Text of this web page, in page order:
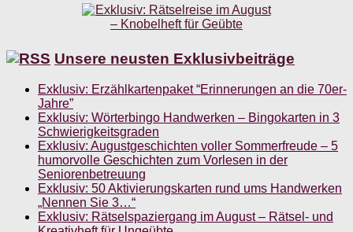
Unsere neusten Exklusivbeiträge
Exklusiv: Erzählkartenpaket “Erinnerungen an die 70er-
Jahre”
Exklusiv: Wörterbingo Handwerken – Bingokarten in 3
Schwierigkeitsgraden
Exklusiv: Augustgeschichten voller Sommerfreude – 5
humorvolle Geschichten zum Vorlesen in der
Seniorenbetreuung
Exklusiv: 50 Aktivierungskarten rund ums Handwerken
„Nennen Sie 3…“
Exklusiv: Rätselspaziergang im August – Rätsel- und